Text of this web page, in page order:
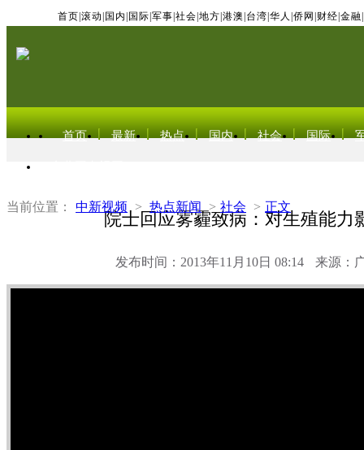
首页 滚动 国内 国际 军事 社会 地方 港澳 台湾 华人 侨网 财经 金融
首页 最新 热点 国内 社会 国际
当前位置： 中新视频 > 热点新闻 > 社会 > 正文
院士回应雾霾致病：对生殖能力
发布时间：2013年11月10日 08:14 来源：